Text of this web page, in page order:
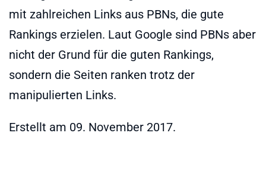
mit zahlreichen Links aus PBNs, die gute
Rankings erzielen. Laut Google sind PBNs aber
nicht der Grund für die guten Rankings,
sondern die Seiten ranken trotz der
manipulierten Links.
Erstellt am 09. November 2017.